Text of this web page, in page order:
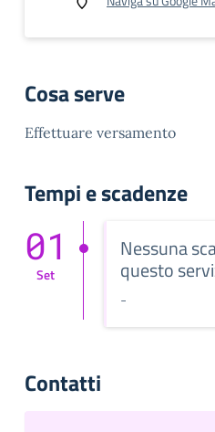
Cosa serve
Effettuare versamento
Tempi e scadenze
01
Set
Nessuna
questo
-
Contatti